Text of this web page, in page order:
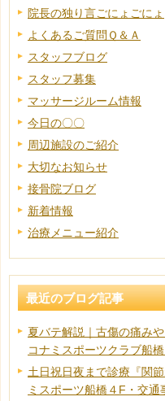
院長の独り言ごにょごにょ
よくあるご質問Ｑ＆Ａ
スタッフブログ
スタッフ募集
マッサージルーム情報
今日の〇〇
周辺施設のご紹介
大切なお知らせ
接骨院ブログ
新着情報
治療メニュー紹介
最近のブログ記事
夏バテ解説｜古傷の痛み
コナミスポーツクラブ船
土日祝日夜まで診療『関
ミスポーツ船橋４F・交